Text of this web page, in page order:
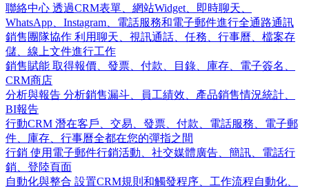
聯絡中心 透過CRM表單、網站Widget、即時聊天、
WhatsApp、Instagram、電話服務和電子郵件進行全通路通訊
銷售團隊協作 利用聊天、視訊通話、任務、行事曆、檔案存
儲、線上文件進行工作
銷售賦能 取得報價、發票、付款、目錄、庫存、電子簽名、
CRM商店
分析與報告 分析銷售漏斗、員工績效、產品銷售情況統計、
BI報告
行動CRM 潛在客戶、交易、發票、付款、電話服務、電子郵
件、庫存、行事曆全都在您的彈指之間
行銷 使用電子郵件行銷活動、社交媒體廣告、簡訊、電話行
銷、登陸頁面
自動化與整合 設置CRM規則和觸發程序、工作流程自動化、